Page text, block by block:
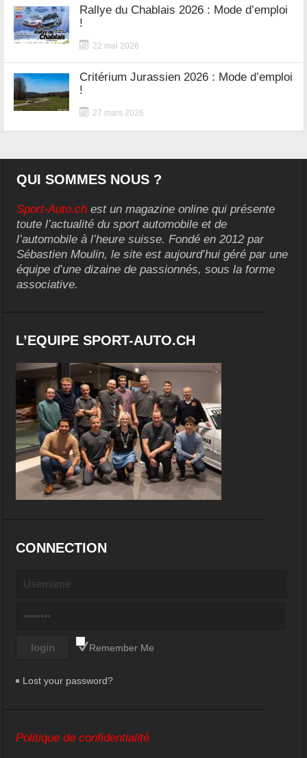
Rallye du Chablais 2026 : Mode d’emploi
!
22 mai 2026
Critérium Jurassien 2026 : Mode d’emploi
!
27 mars 2026
QUI SOMMES NOUS ?
Sport-Auto.ch est un magazine online qui présente
toute l’actualité du sport automobile et de
l’automobile à l’heure suisse. Fondé en 2012 par
Sébastien Moulin, le site est aujourd’hui géré par une
équipe d’une dizaine de passionnés, sous la forme
associative.
L’EQUIPE SPORT-AUTO.CH
CONNECTION
Remember Me
Lost your password?
Politique de confidentialité